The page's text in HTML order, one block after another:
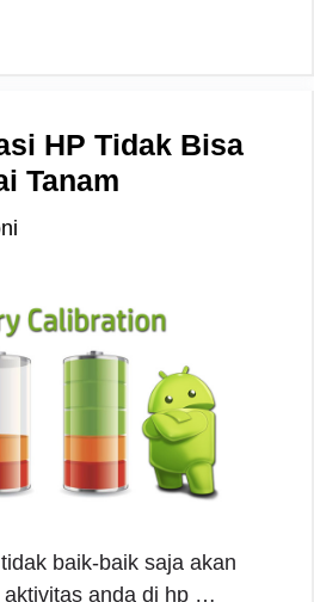
HP Tidak Bisa
Tanam
baik-baik saja akan
anda di hp …